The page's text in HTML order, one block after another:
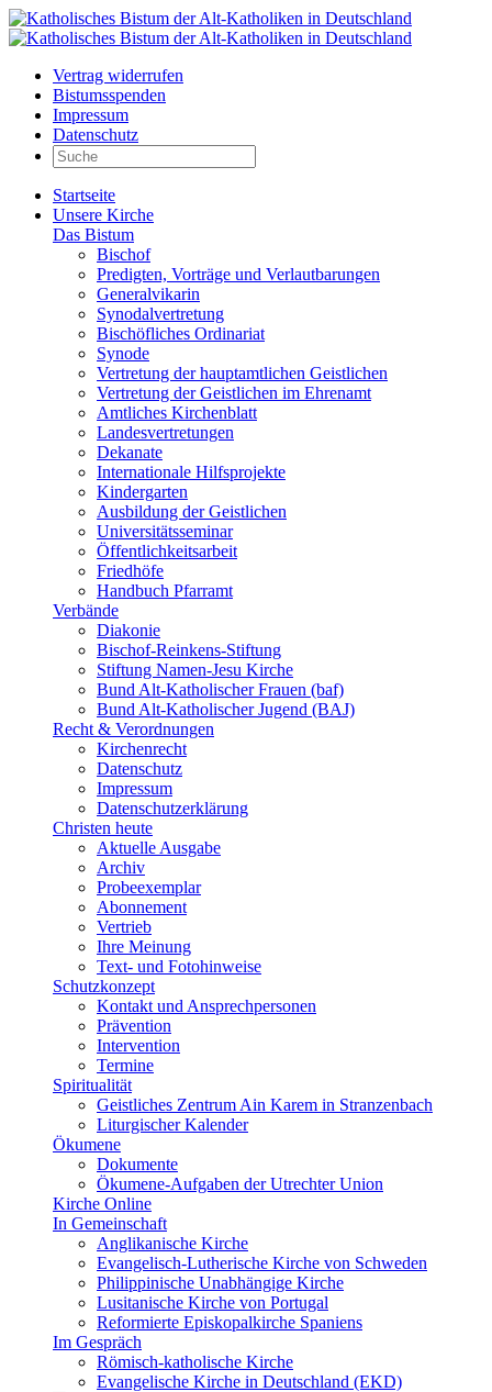
Vertrag widerrufen
Bistumsspenden
Impressum
Datenschutz
Startseite
Unsere Kirche
Das Bistum
Bischof
Predigten, Vorträge und Verlautbarungen
Generalvikarin
Synodalvertretung
Bischöfliches Ordinariat
Synode
Vertretung der hauptamtlichen Geistlichen
Vertretung der Geistlichen im Ehrenamt
Amtliches Kirchenblatt
Landesvertretungen
Dekanate
Internationale Hilfsprojekte
Kindergarten
Ausbildung der Geistlichen
Universitätsseminar
Öffentlichkeitsarbeit
Friedhöfe
Handbuch Pfarramt
Verbände
Diakonie
Bischof-Reinkens-Stiftung
Stiftung Namen-Jesu Kirche
Bund Alt-Katholischer Frauen (baf)
Bund Alt-Katholischer Jugend (BAJ)
Recht & Verordnungen
Kirchenrecht
Datenschutz
Impressum
Datenschutzerklärung
Christen heute
Aktuelle Ausgabe
Archiv
Probeexemplar
Abonnement
Vertrieb
Ihre Meinung
Text- und Fotohinweise
Schutzkonzept
Kontakt und Ansprechpersonen
Prävention
Intervention
Termine
Spiritualität
Geistliches Zentrum Ain Karem in Stranzenbach
Liturgischer Kalender
Ökumene
Dokumente
Ökumene-Aufgaben der Utrechter Union
Kirche Online
In Gemeinschaft
Anglikanische Kirche
Evangelisch-Lutherische Kirche von Schweden
Philippinische Unabhängige Kirche
Lusitanische Kirche von Portugal
Reformierte Episkopalkirche Spaniens
Im Gespräch
Römisch-katholische Kirche
Evangelische Kirche in Deutschland (EKD)